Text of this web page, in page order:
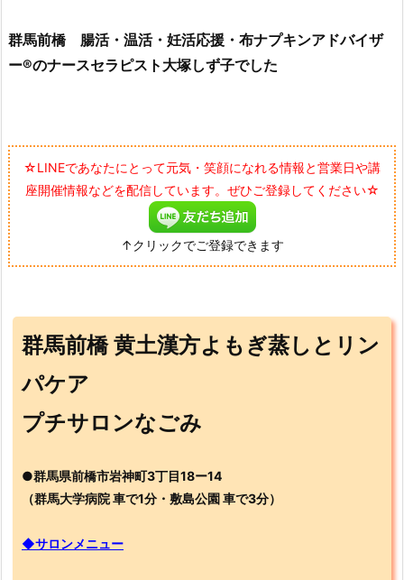
群馬前橋 腸活・温活・妊活応援・布ナプキンアドバイザ
ー®のナースセラピスト大塚しず子でした
☆LINEであなたにとって元気・笑顔になれる情報と営業日や講
座開催情報などを配信しています。ぜひご登録してください☆
↑クリックでご登録できます
群馬前橋 黄土漢方よもぎ蒸しとリン
パケア
プチサロンなごみ
●群馬県前橋市岩神町3丁目18ー14
（群馬大学病院 車で1分・敷島公園 車で3分）
◆サロンメニュー